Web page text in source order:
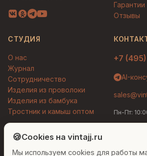
Гарантии
Отзывы
СТУДИЯ
О нас
Журнал
Сотрудничество
Изделия из проволоки
Изделия из бамбука
Тростник и камыш оптом
+7
AI-
Пн-Пт:
© 2026 Vintajj. Все права защищены.
🍪Cookies на vintajj.ru
Мы используем cookies для работы
Людмила
Привет! Я Людмила, ваш персональный